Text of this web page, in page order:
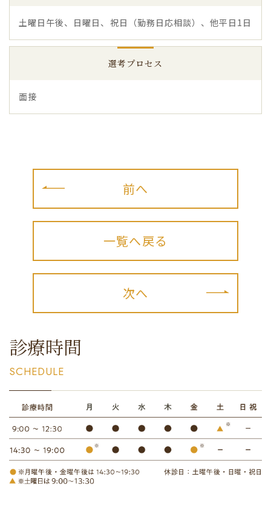
土曜日午後、日曜日、祝日（勤務日応相談）、他平日1日
選考プロセス
面接
前へ
一覧へ戻る
次へ
診療時間
SCHEDULE